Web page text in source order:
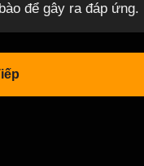
để gây ra đáp ứng.